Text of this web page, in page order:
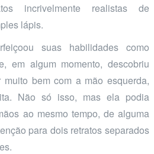
incrivelmente realistas de
lápis.
suas habilidades como
em algum momento, descobriu
bem com a mão esquerda,
Não só isso, mas ela podia
ao mesmo tempo, de alguma
para dois retratos separados